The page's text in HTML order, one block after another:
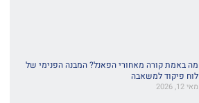
מה באמת קורה מאחורי הפאנל? המבנה הפנימי של
לוח פיקוד למשאבה
מאי 12, 2026